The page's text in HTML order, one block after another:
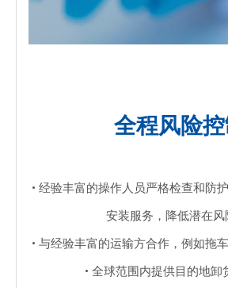
全程风险
• 经验丰富的操作人员严格检查和防
安装服务，降低潜在风
• 与经验丰富的运输方合作，例如拖
• 全球范围内提供目的地卸